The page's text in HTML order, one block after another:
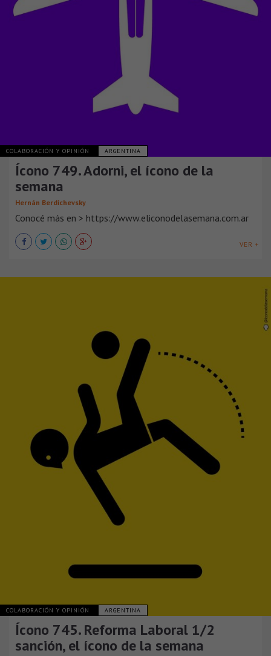
COLABORACIÓN Y OPINIÓN ARGENTINA
Ícono 749. Adorni, el ícono de la
semana
Hernán Berdichevsky
Conocé más en > https://www.eliconodelasemana.com.ar
VER +
COLABORACIÓN Y OPINIÓN ARGENTINA
Ícono 745. Reforma Laboral 1/2
sanción, el ícono de la semana